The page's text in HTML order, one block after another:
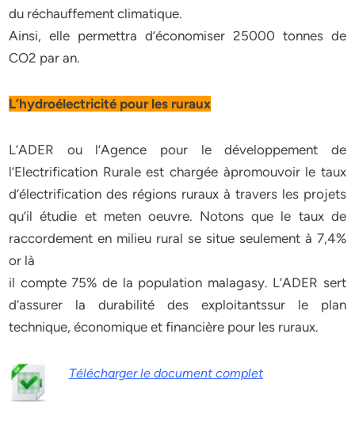
du réchauffement climatique.
Ainsi, elle permettra d’économiser 25000 tonnes de
CO2 par an.
L’hydroélectricité pour les ruraux
L’ADER ou l’Agence pour le développement de
l’Electrification Rurale est chargée àpromouvoir le taux
d’électrification des régions ruraux à travers les projets
qu’il étudie et meten oeuvre. Notons que le taux de
raccordement en milieu rural se situe seulement à 7,4%
or là
il compte 75% de la population malagasy. L’ADER sert
d’assurer la durabilité des exploitantssur le plan
technique, économique et financière pour les ruraux.
Télécharger le document complet